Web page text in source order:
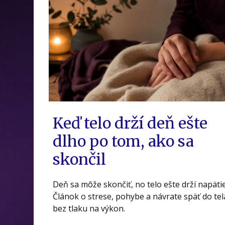
Keď telo drží deň ešte
dlho po tom, ako sa
skončil
Deň sa môže skončiť, no telo ešte drží
Článok o strese, pohybe a návrate späť do
bez tlaku na výkon.